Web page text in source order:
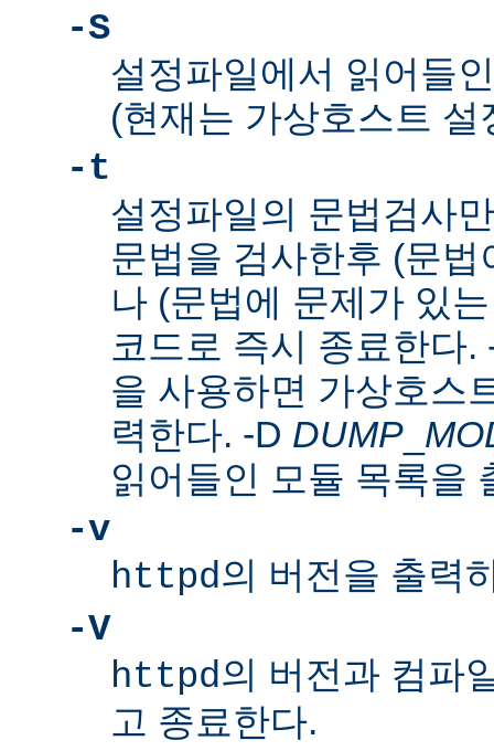
-S
설정파일에서 읽어들
(현재는 가상호스트
-t
설정파일의 문법검사
문법을 검사한후 (문
나 (문법에 문제가 있
코드로 즉시 종료한다
을 사용하면 가상호스
력한다. -D DUMP
읽어들인 모듈 목록을
-v
httpd의 버전을 출력
-V
httpd의 버전과 컴파
고 종료한다.